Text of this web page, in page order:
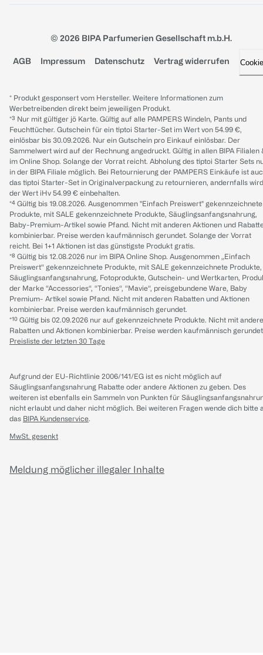
© 2026 BIPA Parfumerien Gesellschaft m.b.H.
AGB Impressum Datenschutz Vertrag widerrufen
* Produkt gesponsert vom Hersteller. Weitere Informationen zum
Werbetreibenden direkt beim jeweiligen Produkt.
*³ Nur mit gültiger jö Karte. Gültig auf alle PAMPERS Windeln, Pants und
Feuchttücher. Gutschein für ein tiptoi Starter-Set im Wert von 54.99 €,
einlösbar bis 30.09.2026. Nur ein Gutschein pro Einkauf einlösbar. Der
Sammelwert wird auf der Rechnung angedruckt. Gültig in allen BIPA Filialen
im Online Shop. Solange der Vorrat reicht. Abholung des tiptoi Starter Sets
in der BIPA Filiale möglich. Bei Retournierung der PAMPERS Einkäufe ist
das tiptoi Starter-Set in Originalverpackung zu retournieren, andernfalls wird
der Wert iHv 54.99 € einbehalten.
*⁴ Gültig bis 19.08.2026. Ausgenommen "Einfach Preiswert" gekennzeichnete
Produkte, mit SALE gekennzeichnete Produkte, Säuglingsanfangsnahrung,
Baby-Premium-Artikel sowie Pfand. Nicht mit anderen Aktionen und
kombinierbar. Preise werden kaufmännisch gerundet. Solange der Vorrat
reicht. Bei 1+1 Aktionen ist das günstigste Produkt gratis.
*⁸ Gültig bis 12.08.2026 nur im BIPA Online Shop. Ausgenommen „Einfach
Preiswert“ gekennzeichnete Produkte, mit SALE gekennzeichnete Produkte,
Säuglingsanfangsnahrung, Fotoprodukte, Gutschein- und Wertkarten,
der Marke “Accessories“, “Tonies“, “Mavie“, preisgebundene Ware, Baby
Premium- Artikel sowie Pfand. Nicht mit anderen Rabatten und Aktionen
kombinierbar. Preise werden kaufmännisch gerundet.
*¹⁰ Gültig bis 02.09.2026 nur auf gekennzeichnete Produkte. Nicht mit
Rabatten und Aktionen kombinierbar. Preise werden kaufmännisch
Preisliste der letzten 30 Tage
Aufgrund der EU-Richtlinie 2006/141/EG ist es nicht möglich auf
Säuglingsanfangsnahrung Rabatte oder andere Aktionen zu geben. Des
weiteren ist ebenfalls ein Sammeln von Punkten für
nicht erlaubt und daher nicht möglich. Bei weiteren Fragen wende dich bitte
das BIPA Kundenservice.
MwSt. gesenkt
Meldung möglicher illegaler Inhalte